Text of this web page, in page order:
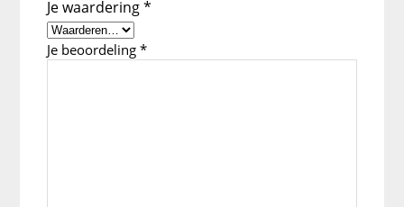
Je waardering*
Je beoordeling*